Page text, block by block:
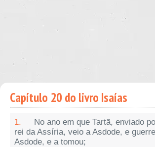
Capítulo 20 do livro Isaías
1.
No ano em que Tartã, enviado
rei da Assíria, veio a Asdode, e
Asdode, e a tomou;